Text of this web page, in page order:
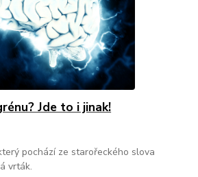
Jde to i jinak!
pochází ze starořeckého slova
vrták.